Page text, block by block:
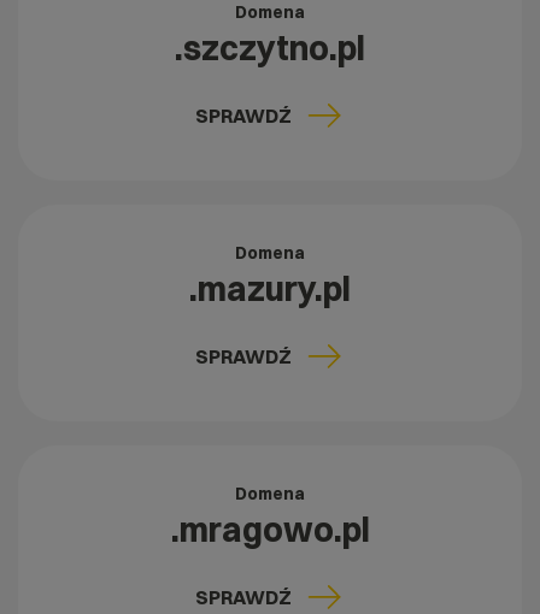
Domena
.szczytno.pl
SPRAWDŹ
Domena
.mazury.pl
SPRAWDŹ
Domena
.mragowo.pl
SPRAWDŹ